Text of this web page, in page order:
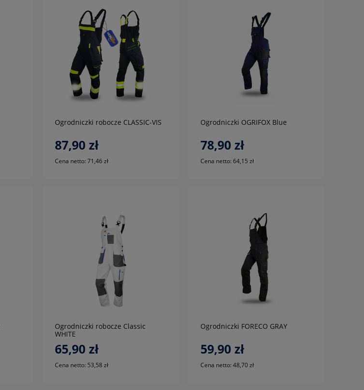
Ogrodniczki robocze CLASSIC-VIS
87,90 zł
Cena netto: 71,46 zł
do koszyka
Ogrodniczki OGRIFOX Blue
78,90 zł
Cena netto: 64,15 zł
do koszyka
Ogrodniczki robocze Classic
WHITE
65,90 zł
Cena netto: 53,58 zł
do koszyka
Ogrodniczki FORECO GRAY
59,90 zł
Cena netto: 48,70 zł
do koszyka